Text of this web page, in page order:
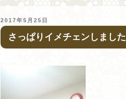
投
稿
日:
2017年5月25日
さっぱりイメチェンしました